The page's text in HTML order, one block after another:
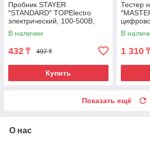
Пробник STAYER
″STANDARD″ TOPElectro
электрический, 100-500В,
140мм, этикетка-флажок
В наличии
432 ₸ 497 ₸
Купить
Тестер
125мм
В
1 310 ₸
Показать ещё
О нас